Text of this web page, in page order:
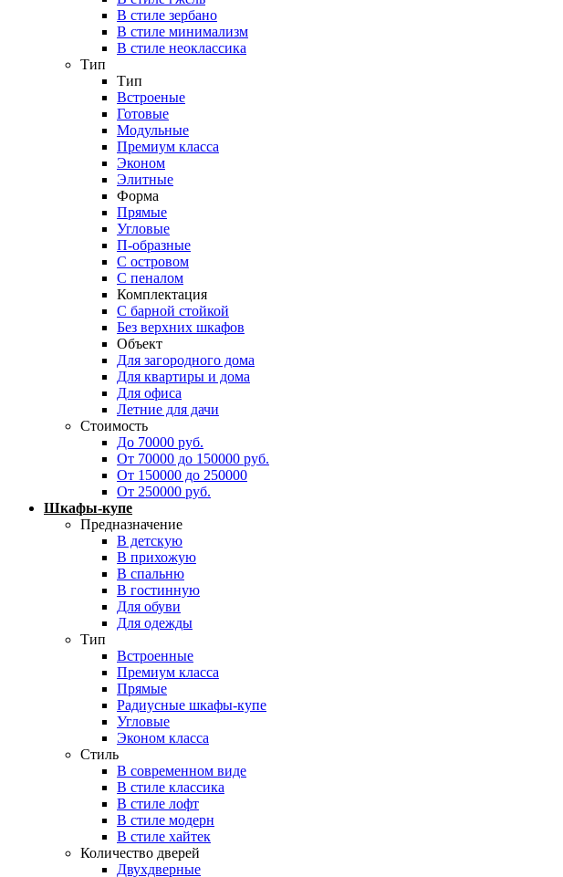
В стиле зербано
В стиле минимализм
В стиле неоклассика
Тип
Тип
Встроеные
Готовые
Модульные
Премиум класса
Эконом
Элитные
Форма
Прямые
Угловые
П-образные
С островом
С пеналом
Комплектация
C барной стойкой
Без верхних шкафов
Объект
Для загородного дома
Для квартиры и дома
Для офиса
Летние для дачи
Стоимость
До 70000 руб.
От 70000 до 150000 руб.
От 150000 до 250000
От 250000 руб.
Шкафы-купе
Предназначение
В детскую
В прихожую
В спальню
В гостинную
Для обуви
Для одежды
Тип
Встроенные
Премиум класса
Прямые
Радиусные шкафы-купе
Угловые
Эконом класса
Стиль
В современном виде
В стиле классика
В стиле лофт
В стиле модерн
В стиле хайтек
Количество дверей
Двухдверные